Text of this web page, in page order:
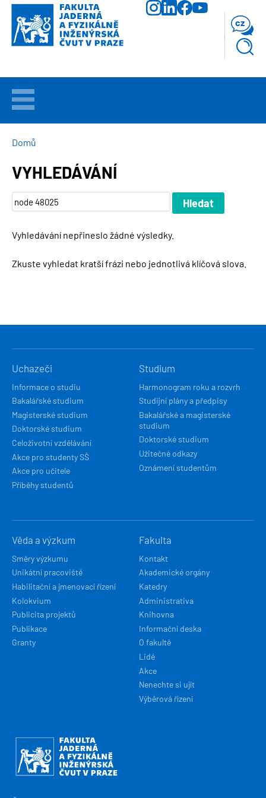
Přejít
hlavnímu
obsahu
VÍTEJTE
UCHAZEČI
STUDIUM
VĚDA
FAKULTA
cz
DROBEČKOVÁ
Domů
VYHLEDÁVÁNÍ
Vyhledávání nepřineslo žádné výsledky.
Zkuste vyhledat kratší frázi nebo jednotlivá klíčová slova.
NAVIGACE
Uchazeči
Informace o studiu
Bakalářské studium
Magisterské studium
Doktorské studium
Celoživotní vzdělávání
Akce pro studenty SŠ
Akce pro učitele
Příběhy studentů
Studium
Harmonogram roku a rozvrh
Studijní plány a předpisy
Bakalářské a magisterské
studium
Doktorské studium
Užitečné odkazy
Oznámení studentům
Věda a výzkum
Směry výzkumu
Unikátní pracoviště
Habilitační a jmenovací řízení
Kolokvium
Publicita projektů
Publikace
Granty
Fakulta
Kontakt
Akademické orgány
Katedry
Administrativa
Knihovna
Informační deska
O fakultě
Lidé
Akce
Nenechte si ujít
Výběrová řízení
Obrázek